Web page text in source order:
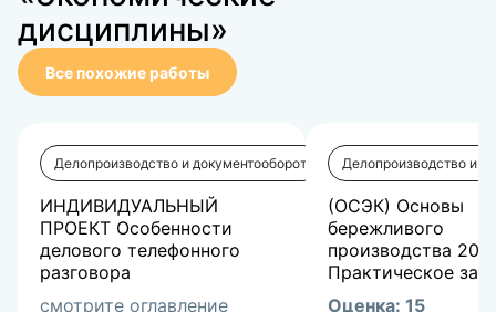
дисциплины»
Все похожие работы
Делопроизводство и документооборот
ИНДИВИДУАЛЬНЫЙ
ПРОЕКТ Особенности
делового телефонного
разговора
смотрите оглавление
Делопроизводство и
(ОСЭК) Основы
бережливого
производства
Практическое
Оценка: 15